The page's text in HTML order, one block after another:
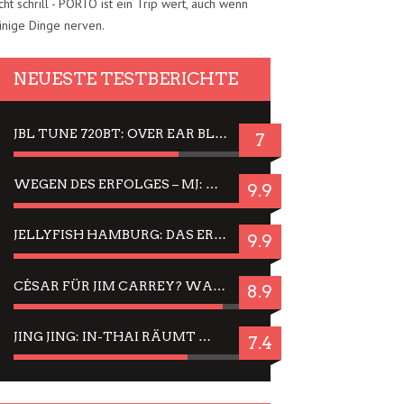
schrill - PORTO ist ein Trip wert, auch wenn
Dinge nerven.
NEUESTE TESTBERICHTE
JBL TUNE 720BT: OVER EAR BLUETOOTH KOPFHÖRER UM DIE 50,-€ IM DAUER-TEST 7
WEGEN DES ERFOLGES – MJ: MICHAEL JACKSON MUSICAL IN EINER MATINEE SEHEN 9.9
JELLYFISH HAMBURG: DAS ERFOLGREICHE SOMMER-MENÜ 2025 IN GEFÜHLEN UND BILDERN 9.9
CÉSAR FÜR JIM CARREY? WARUM DAS EINER DER NERVIGSTEN ACTORS IST UND BLEIBT 8.9
JING JING: IN-THAI RÄUMT WIEDER TITEL AB – EIN ZWEI-STUNDEN-ERLEBNISBERICHT 7.4